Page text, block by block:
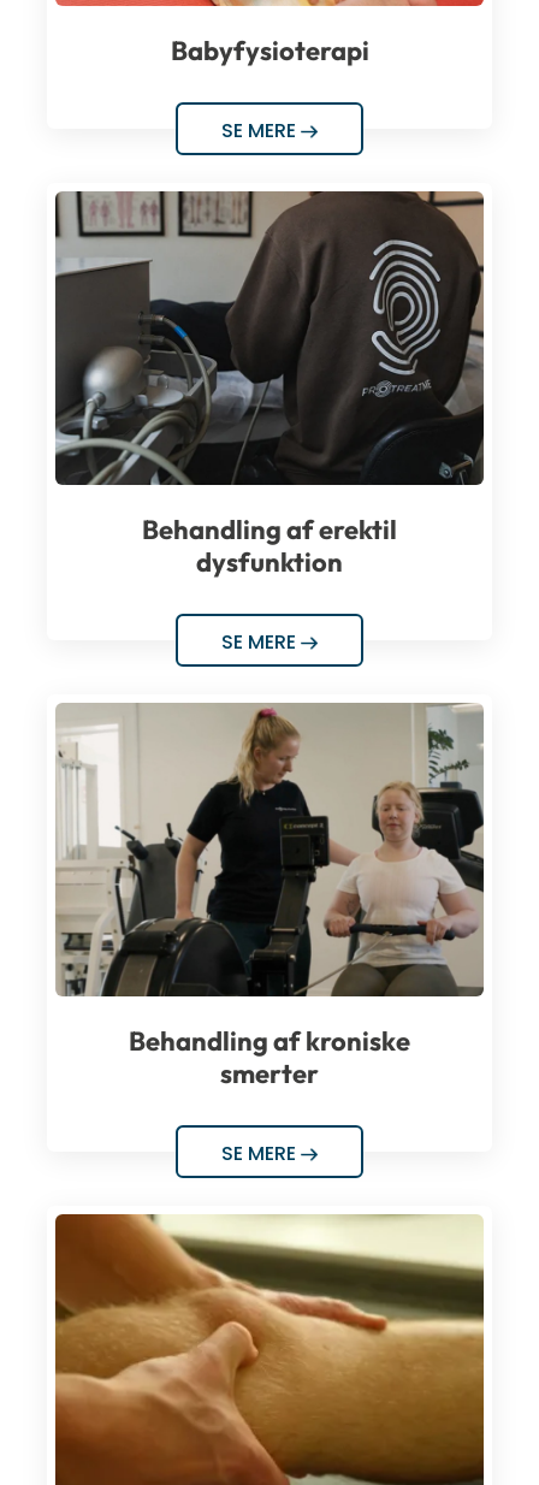
Babyfysioterapi
SE MERE
Behandling af erektil
dysfunktion
SE MERE
Behandling af kroniske
smerter
SE MERE